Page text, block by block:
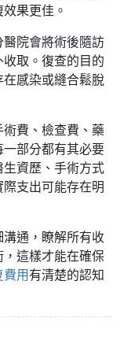
果更佳。
院會將術後隨訪
取。復查的目的
感染或縫合鬆脫
術費、檢查費、藥
部分都有其必要
資歷、手術方式
支出可能存在明
通，瞭解所有收
這樣才能在確保
費用有清楚的認知